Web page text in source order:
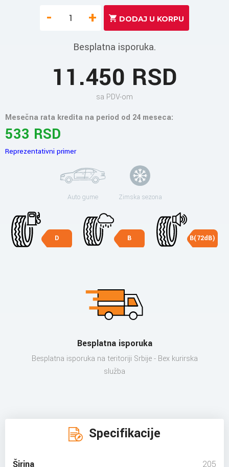
- +
Besplatna isporuka.
11.450 RSD
sa PDV-om
Mesečna rata kredita na period od 24 meseca:
533 RSD
Reprezentativni primer
Auto gume Zimska sezona
D B B(72dB)
Besplatna isporuka
Besplatna isporuka na teritoriji Srbije - Bex kurirska
služba
Specifikacije
Širina 205